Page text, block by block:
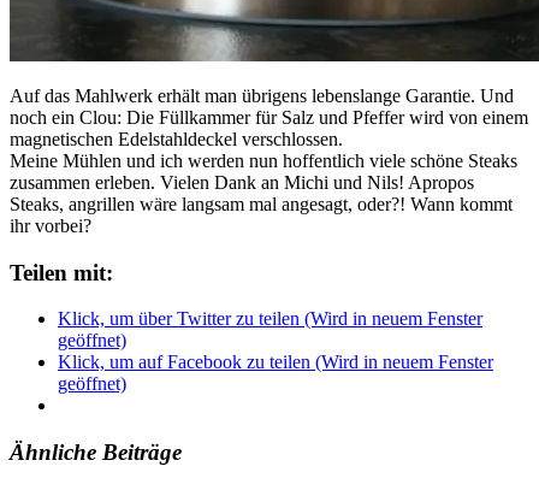
Auf das Mahlwerk erhält man übrigens lebenslange Garantie. Und
noch ein Clou: Die Füllkammer für Salz und Pfeffer wird von einem
magnetischen Edelstahldeckel verschlossen.
Meine Mühlen und ich werden nun hoffentlich viele schöne Steaks
zusammen erleben. Vielen Dank an Michi und Nils! Apropos
Steaks, angrillen wäre langsam mal angesagt, oder?! Wann kommt
ihr vorbei?
Teilen mit:
Klick, um über Twitter zu teilen (Wird in neuem Fenster
geöffnet)
Klick, um auf Facebook zu teilen (Wird in neuem Fenster
geöffnet)
Ähnliche Beiträge